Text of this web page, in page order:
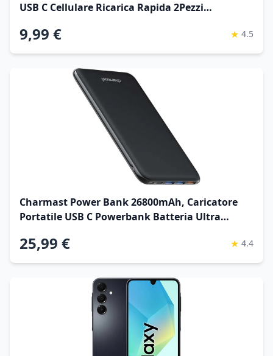
USB C Cellulare Ricarica Rapida 2Pezzi
Max/Air,Per Samsung Galaxy
S24/S23+/Ultra/S22/A53/A54/iPad Pro/Air/cavi
9,99 € ★ 4.5
Charmast Power Bank 26800mAh, Caricatore
Portatile USB C Powerbank Batteria Ultra
con iPhone Samsung Huawei Xiaomi HONOR
Smartphone Tablet ClimatePartner certified
25,99 € ★ 4.4